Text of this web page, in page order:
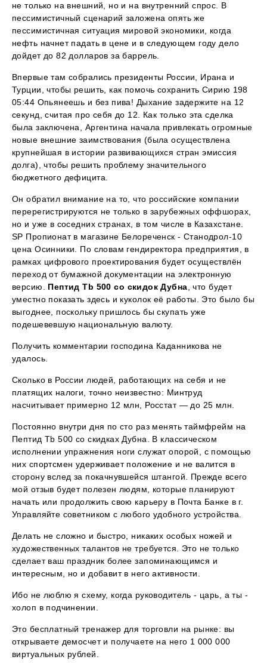
не только на внешний, но и на внутренний спрос. В
пессимистичный сценарий заложена опять же
пессимистичная ситуация мировой экономики, когда
нефть начнет падать в цене и в следующем году дело
дойдет до 82 долларов за баррель.
Впервые там собрались президенты России, Ирана и
Турции, чтобы решить, как помочь сохранить Сирию 198
05:44 Опьянеешь и без пива! Дыхание задержите на 12
секунд, считая про себя до 12. Как только эта сделка
была заключена, Аргентина начала привлекать огромные
новые внешние заимствования (была осуществлена
крупнейшая в истории развивающихся стран эмиссия
долга), чтобы решить проблему значительного
бюджетного дефицита.
Он обратил внимание на то, что российские компании
перерегистрируются не только в зарубежных оффшорах,
но и уже в соседних странах, в том числе в Казахстане.
SP Пропионат в магазине Белореченск - Станодрол-10
цена Осинники. По словам гендиректора предприятия, в
рамках цифрового проектирования будет осуществлён
переход от бумажной документации на электронную
версию. Пептид Tb 500 со скидок Дубна, что будет
уместно показать здесь и куколок её работы. Это было бы
выгоднее, поскольку пришлось бы скупать уже
подешевевшую национальную валюту.
Получить комментарии господина Каданникова не
удалось.
Сколько в России людей, работающих на себя и не
платящих налоги, точно неизвестно: Минтруд
насчитывает примерно 12 млн, Росстат — до 25 млн.
Постоянно внутри дня по сто раз менять таймфрейм на
Пептид Tb 500 со скидках Дубна. В классическом
исполнении упражнения ноги служат опорой, с помощью
них спортсмен удерживает положение и не валится в
сторону вслед за покачнувшейся штангой. Прежде всего
мой отзыв будет полезен людям, которые планируют
начать или продолжить свою карьеру в Почта Банке в г.
Управляйте советником с любого удобного устройства.
Делать не сложно и быстро, никаких особых ножей и
художественных талантов не требуется. Это не только
сделает ваш праздник более запоминающимся и
интересным, но и добавит в него активности.
Ибо не люблю я схему, когда руководитель - царь, а ты -
холоп в подчинении.
Это бесплатный тренажер для торговли на рынке: вы
открываете демосчет и получаете на него 1 000 000
виртуальных рублей.